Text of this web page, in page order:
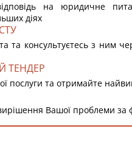
на юридичне
діях
та консультуєтесь з ним
ТЕНДЕР
послуги та отримайте
Вашої проблеми